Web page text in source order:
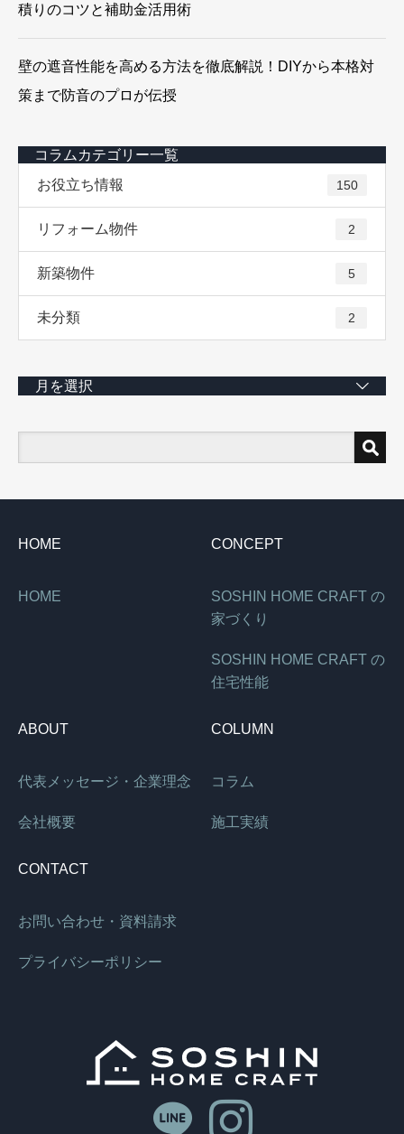
積りのコツと補助金活用術
壁の遮音性能を高める方法を徹底解説！DIYから本格対
策まで防音のプロが伝授
コラムカテゴリー一覧
お役立ち情報
150
リフォーム物件 2
新築物件 5
未分類 2
月を選択
HOME
HOME
CONCEPT
SOSHIN HOME CRAFT の
家づくり
SOSHIN HOME CRAFT の
住宅性能
ABOUT
代表メッセージ・企業理念
会社概要
COLUMN
コラム
施工実績
CONTACT
お問い合わせ・資料請求
プライバシーポリシー